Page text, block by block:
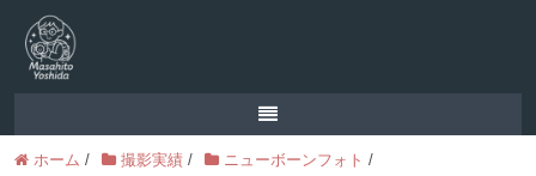
ホーム / 撮影実績 / ニューボーンフォト /